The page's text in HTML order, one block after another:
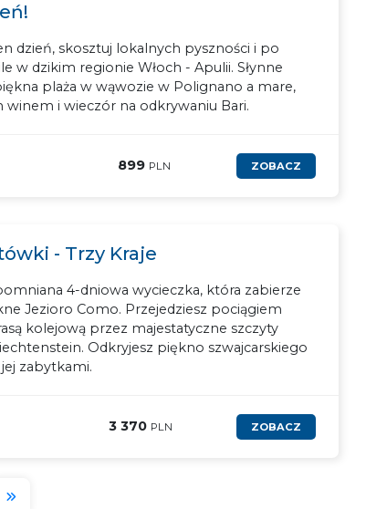
dzień, skosztuj lokalnych pyszności i po
w dzikim regionie Włoch - Apulii. Słynne
plaża w wąwozie w Polignano a mare,
i wieczór na odkrywaniu Bari.
899 PLN ZOBACZ
- Trzy Kraje
4-dniowa wycieczka, która zabierze
Jezioro Como. Przejedziesz pociągiem
kolejową przez majestatyczne szczyty
Odkryjesz piękno szwajcarskiego
zabytkami.
3 370 PLN ZOBACZ